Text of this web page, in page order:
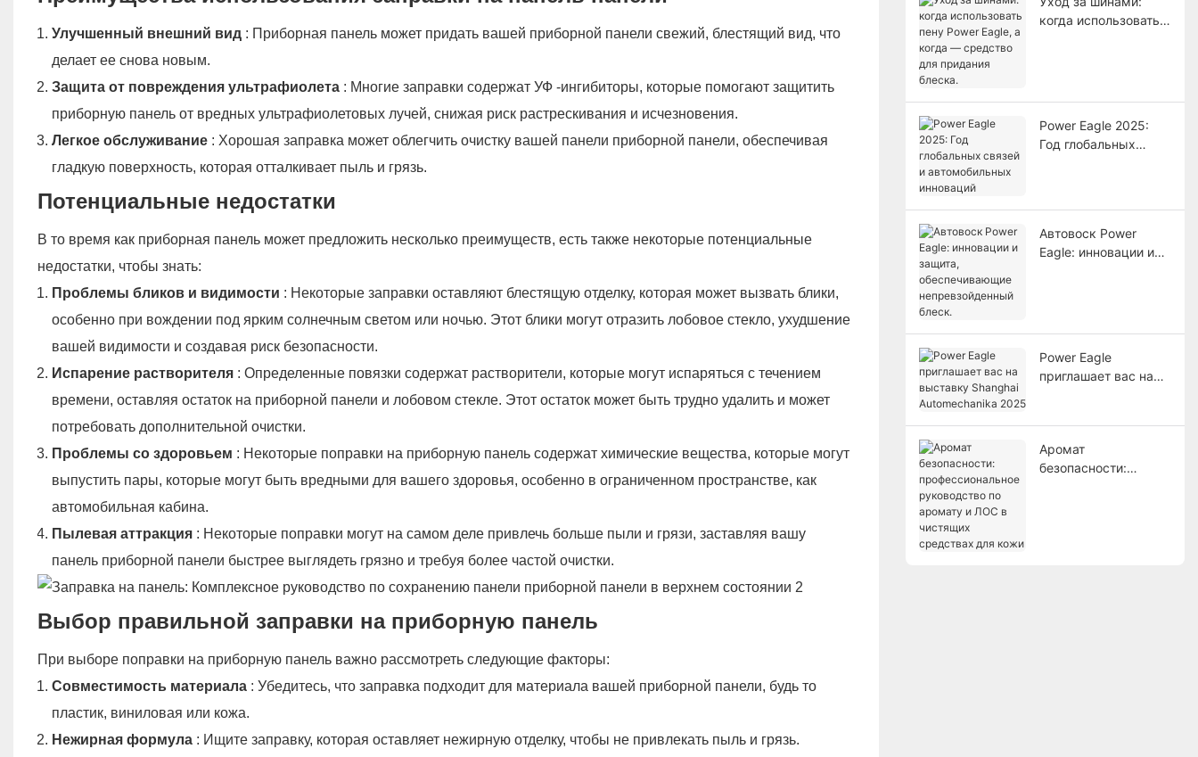
Улучшенный внешний вид : Приборная панель может придать вашей приборной панели свежий, блестящий вид, что
делает ее снова новым.
Защита от повреждения ультрафиолета : Многие заправки содержат УФ -ингибиторы, которые помогают защитить
приборную панель от вредных ультрафиолетовых лучей, снижая риск растрескивания и исчезновения.
Легкое обслуживание : Хорошая заправка может облегчить очистку вашей панели приборной панели, обеспечивая
гладкую поверхность, которая отталкивает пыль и грязь.
Потенциальные недостатки
В то время как приборная панель может предложить несколько преимуществ, есть также некоторые потенциальные
недостатки, чтобы знать:
Проблемы бликов и видимости : Некоторые заправки оставляют блестящую отделку, которая может вызвать блики,
особенно при вождении под ярким солнечным светом или ночью. Этот блики могут отразить лобовое стекло, ухудшение
вашей видимости и создавая риск безопасности.
Испарение растворителя : Определенные повязки содержат растворители, которые могут испаряться с течением
времени, оставляя остаток на приборной панели и лобовом стекле. Этот остаток может быть трудно удалить и может
потребовать дополнительной очистки.
Проблемы со здоровьем : Некоторые поправки на приборную панель содержат химические вещества, которые могут
выпустить пары, которые могут быть вредными для вашего здоровья, особенно в ограниченном пространстве, как
автомобильная кабина.
Пылевая аттракция : Некоторые поправки могут на самом деле привлечь больше пыли и грязи, заставляя вашу
панель приборной панели быстрее выглядеть грязно и требуя более частой очистки.
Выбор правильной заправки на приборную панель
При выборе поправки на приборную панель важно рассмотреть следующие факторы:
Совместимость материала : Убедитесь, что заправка подходит для материала вашей приборной панели, будь то
пластик, виниловая или кожа.
Нежирная формула : Ищите заправку, которая оставляет нежирную отделку, чтобы не привлекать пыль и грязь.
когда использовать
Power Eagle 2025:
Год глобальных
Автовоск Power
Eagle: инновации и
Power Eagle
приглашает вас на
Аромат
безопасности: